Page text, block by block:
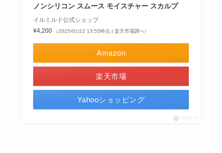
ノンシリコン スムース モイスチャー スカルプ
イルミルド公式ショップ
¥4,200
（2025/01/22 13:55時点 | 楽天市場調べ）
Amazon
楽天市場
Yahooショッピング
ポチップ